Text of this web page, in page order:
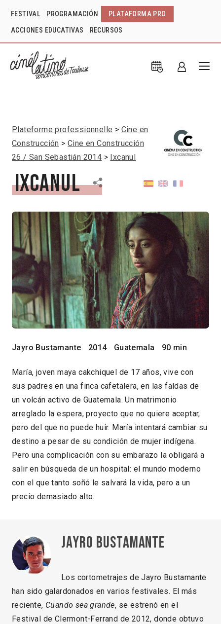
FESTIVAL PROGRAMACIÓN PLATAFORMA PRO
ACCIONES EDUCATIVAS RECURSOS
Plateforme professionnelle
Cine en
Construcción
Cine en Construcción
26 / San Sebastián 2014
Ixcanul
Ixcanul
Jayro Bustamante 2014 Guatemala 90 min
María, joven maya cakchiquel de 17 años, vive con
sus padres en una finca cafetalera, en las faldas de
un volcán activo de Guatemala. Un matrimonio
arreglado la espera, proyecto que no quiere aceptar,
pero del que no puede huir. María intentará cambiar su
destino a pesar de su condición de mujer indígena.
Pero una complicación con su embarazo la obligará a
salir en búsqueda de un hospital: el mundo moderno
con el que tanto soñó le salvará la vida, pero a un
precio demasiado alto.
Jayro Bustamante
Los cortometrajes de Jayro Bustamante
han sido galardonados en varios festivales. El más
reciente, Cuando sea grande, se estrenó en el
Festival de Clermont-Ferrand de 2012, donde obtuvo